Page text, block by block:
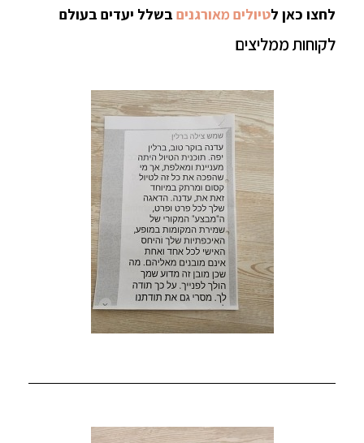
לחצו כאן לטיולים מאורגנים בשלל יעדים בעולם
לקוחות ממליצים